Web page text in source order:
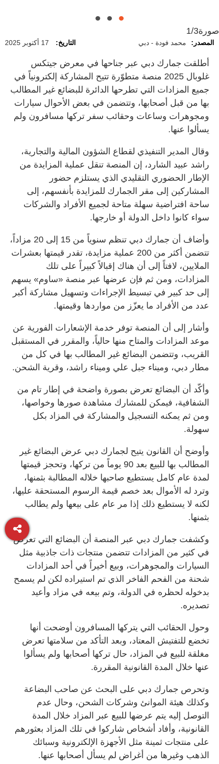
صورة1/3
المصدر: محمد فودة - دبي التاريخ: 17 أكتوبر 2025
أطلقت جمارك دبي عبر جناحها في معرض جيتكس
غلوبال 2025 منصة متطوّرة تتيح المشاركة إلكترونياً في
جميع المزادات التي تطرحها الدائرة للبضائع غير المطالب
بها من قبل أصحابها، وتتضمن في بعض الأحوال سيارات
ومجوهرات وساعات وحقائب سفر تركها مسافرون ولم
يسألوا عنها.
وقال المدير التنفيذي لقطاع الشؤون المالية والتجارية،
راشد عبيد الشارد، إن المنصة تنقل عملية المزايدة من
الإطار الحضوري التقليدي الذي يستلزم حضور
المشاركين إلى مقر الجمارك للمزايدة بأنفسهم، إلى
ساحة افتراضية سهلة متاحة لجميع الأفراد والشركات
سواء كانوا داخل الدولة أو خارجها.
وأضاف أن جمارك دبي تنظم سنوياً من 15 إلى 20 مزاداً،
تتضمن أكثر من 200 عملية مزايدة، تقدر قيمتها بعشرات
الملايين، لافتاً إلى أن هناك إقبالاً كبيراً على تلك
المزادات، ومن ثم فإن عرضها عبر منصة «ساوم» يسهم
إلى حد كبير في تبسيط الإجراءات وتسهيل مشاركة أكبر
عدد من الأفراد ما يعزّز من مواردها وقيمتها.
وأشار إلى أن المنصة توفر خدمة الإشعارات الفورية عن
موعد المزادات والمتاح منها حالياً، والمقرر في المستقبل
القريب، وتتضمن البضائع غير المطالب بها في كل من
مطار دبي، وميناء جبل علي وميناء راشد، وقرية الشحن.
وأكّد أن البضائع تعرض بصورة واضحة في إطار تام من
الشفافية، فيمكن للمشارك مشاهدة صورها وخواصها،
ومن ثم يمكنه التسجيل والمشاركة في المزاد بكل
سهولة.
وأوضح أن القانون يتيح لجمارك دبي عرض البضائع غير
المطالب بها للبيع بعد 90 يوماً من تركها، وتحجز قيمتها
لمدة عام كامل يستطيع صاحبها خلاله المطالبة بثمنها،
وترد له الأموال بعد خصم قيمة الرسوم المستحقة عليها،
لكنه لا يستطيع ذلك إذا مر عام على بيعها ولم يطالب
بثمنها.
وكشفت جمارك دبي عبر المنصة أن البضائع التي تعرض
في كثير من المزادات تتضمن منتجات ذات جاذبية مثل
السيارات والمجوهرات، وبيع أخيراً في أحد المزادات
شحنة من الفحم الفاخر الذي تم استيراده لكن لم يسمح
بدخوله لحظره في الدولة، وتم بيعه في مزاد وأعيد
تصديره.
وحول الحقائب التي يتركها المسافرون أوضحت أنها
تخضع للتفتيش المعتاد، وبعد التأكد من سلامتها تعرض
مغلقة للبيع في المزاد، حال تركها أصحابها ولم يسألوا
عنها خلال المدة القانونية المقررة.
وتحرص جمارك دبي على البحث عن صاحب البضاعة
وكذلك هيئة الموانئ وشركات الشحن، وحال عدم
التوصل إليه يتم عرضها للبيع عبر المزاد خلال المدة
القانونية، وأفاد أشخاص شاركوا في تلك المزاد بعثورهم
على منتجات ثمينة مثل الأجهزة الإلكترونية وسبائك
الذهب وغيرها من أغراض لم يسأل أصحابها عنها.